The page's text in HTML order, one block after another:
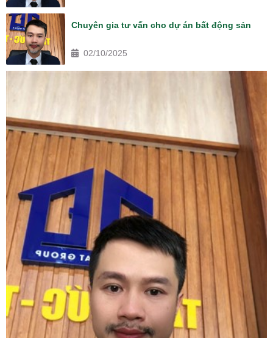
Chuyên gia tư vấn cho dự án bất động sản
02/10/2025